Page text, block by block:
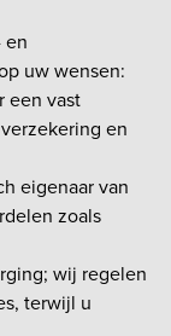
en
uw wensen:
een vast
en
eigenaar van
zoals
wij regelen
terwijl u